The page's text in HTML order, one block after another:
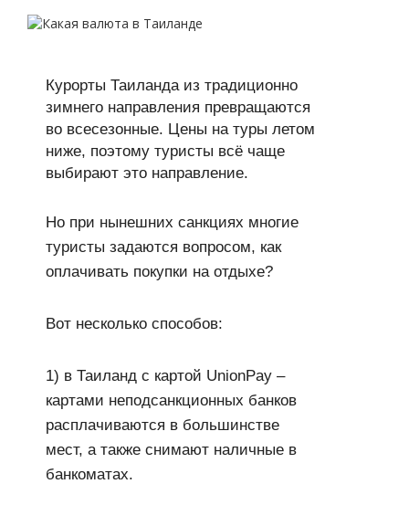
Курорты Таиланда из традиционно
зимнего направления превращаются
во всесезонные. Цены на туры летом
ниже, поэтому туристы всё чаще
выбирают это направление.
Но при нынешних санкциях многие
туристы задаются вопросом, как
оплачивать покупки на отдыхе?
Вот несколько способов:
1) в Таиланд с картой UnionPay –
картами неподсанкционных банков
расплачиваются в большинстве
мест, а также снимают наличные в
банкоматах.